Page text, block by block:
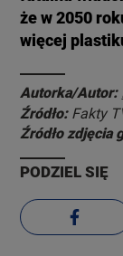
że w 2050
więcej
Autorka/Autor:
Źródło: Fakty
Źródło zdjęcia
PODZIEL SIĘ